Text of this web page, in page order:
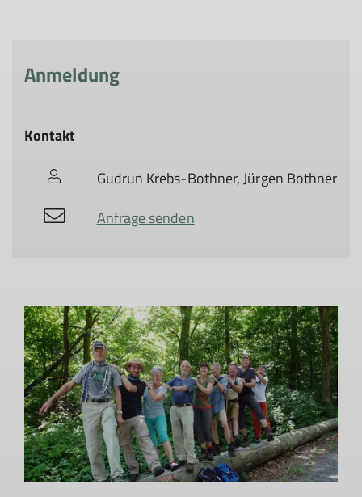
Anmeldung
Kontakt
Gudrun Krebs-Bothner, Jürgen Bothner
Anfrage senden